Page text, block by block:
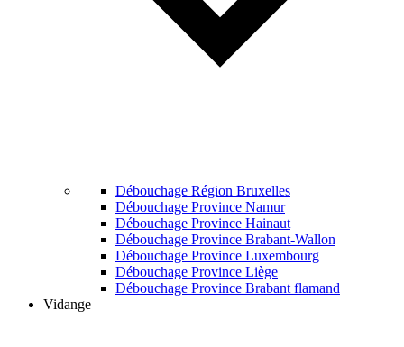
Débouchage Région Bruxelles
Débouchage Province Namur
Débouchage Province Hainaut
Débouchage Province Brabant-Wallon
Débouchage Province Luxembourg
Débouchage Province Liège
Débouchage Province Brabant flamand
Vidange